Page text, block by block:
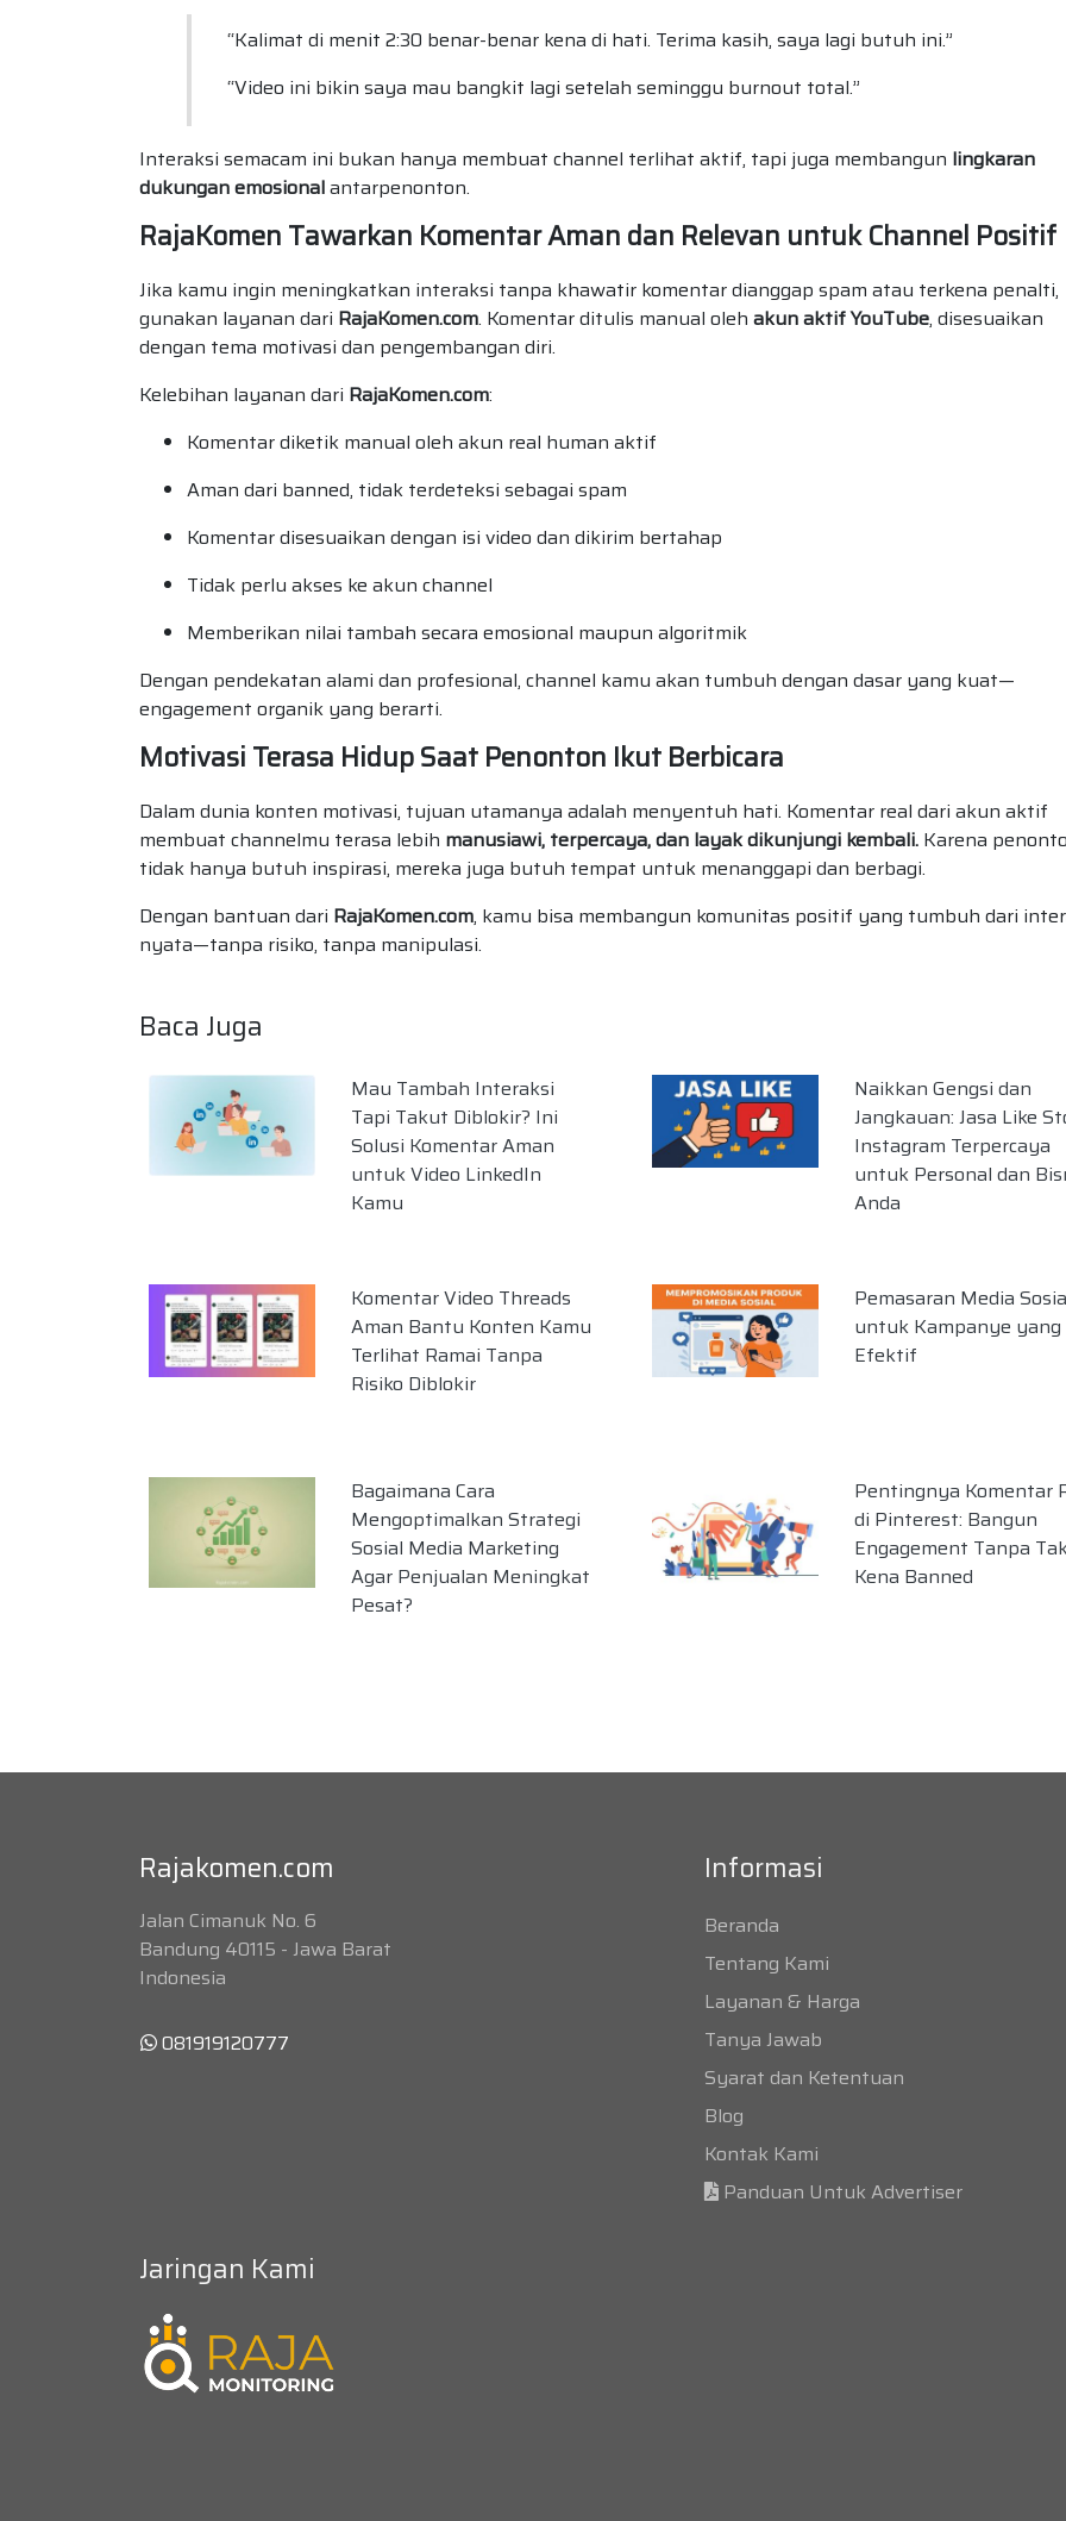
“Kalimat di menit 2:30 benar-benar kena di hati. Terima kasih, saya lagi butuh ini.”
“Video ini bikin saya mau bangkit lagi setelah seminggu burnout total.”
Interaksi semacam ini bukan hanya membuat channel terlihat aktif, tapi juga membangun lingkaran
dukungan emosionalantarpenonton.
RajaKomen Tawarkan Komentar Aman dan Relevan untuk Channel Positif
Jika kamu ingin meningkatkan interaksi tanpa khawatir komentar dianggap spam atau terkena penalti,
gunakan layanan dari RajaKomen.com. Komentar ditulis manual oleh akun aktif YouTube, disesuaikan
dengan tema motivasi dan pengembangan diri.
Kelebihan layanan dari RajaKomen.com:
Komentar diketik manual oleh akun real human aktif
Aman dari banned, tidak terdeteksi sebagai spam
Komentar disesuaikan dengan isi video dan dikirim bertahap
Tidak perlu akses ke akun channel
Memberikan nilai tambah secara emosional maupun algoritmik
Dengan pendekatan alami dan profesional, channel kamu akan tumbuh dengan dasar yang kuat—
engagement organik yang berarti.
Motivasi Terasa Hidup Saat Penonton Ikut Berbicara
Dalam dunia konten motivasi, tujuan utamanya adalah menyentuh hati. Komentar real dari akun aktif
membuat channelmu terasa lebih manusiawi, terpercaya, dan layak dikunjungi kembali. Karena
tidak hanya butuh inspirasi, mereka juga butuh tempat untuk menanggapi dan berbagi.
Dengan bantuan dari RajaKomen.com, kamu bisa membangun komunitas positif yang tumbuh dari
nyata—tanpa risiko, tanpa manipulasi.
Baca Juga
Mau Tambah Interaksi
Tapi Takut Diblokir? Ini
Solusi Komentar Aman
untuk Video LinkedIn
Kamu
Naikkan Gengsi dan
Jangkauan: Jasa Like
Instagram Terpercaya
untuk Personal dan
Anda
Komentar Video Threads
Aman Bantu Konten Kamu
Terlihat Ramai Tanpa
Risiko Diblokir
Pemasaran Media
untuk Kampanye yang
Efektif
Bagaimana Cara
Mengoptimalkan Strategi
Sosial Media Marketing
Agar Penjualan Meningkat
Pesat?
Pentingnya Komentar
di Pinterest: Bangun
Engagement Tanpa
Kena Banned
Rajakomen.com
Jalan Cimanuk No. 6
Bandung 40115 - Jawa Barat
Indonesia
081919120777
Informasi
Beranda
Tentang Kami
Layanan & Harga
Tanya Jawab
Syarat dan Ketentuan
Blog
Kontak Kami
Panduan Untuk Advertiser
Jaringan Kami